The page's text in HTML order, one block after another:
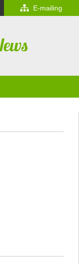
E-mailing